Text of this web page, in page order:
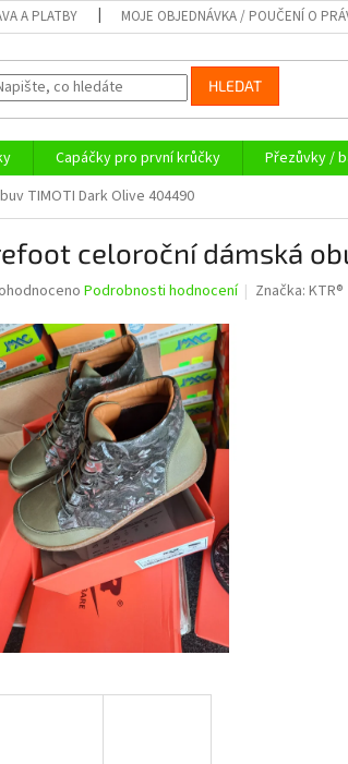
A PLATBY MOJE OBJEDNÁVKA / POUČENÍ O
HLEDAT
Capáčky pro první krůčky Přezůvky /
TIMOTI Dark Olive 404490
celoroční dámská
Podrobnosti hodnocení Značka:KTR®